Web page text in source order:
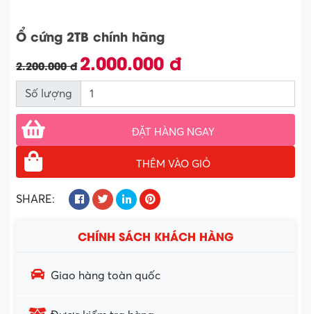
Ổ cứng 2TB chính hãng
2.200.000 đ 2.000.000 đ
Số lượng
ĐẶT HÀNG NGAY
THÊM VÀO GIỎ
SHARE:
CHÍNH SÁCH KHÁCH HÀNG
Giao hàng toàn quốc